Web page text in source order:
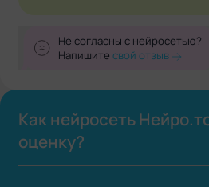
Не согласны с нейросетью?
Напишитесвой отзыв
Как нейросеть
оценку?